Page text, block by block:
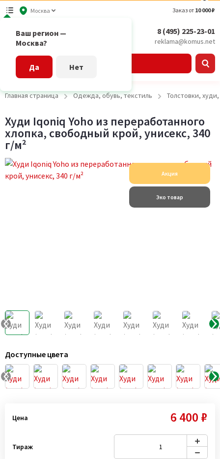
Москва
Ваш регион —
Москва?
Да Нет
Заказ от 10 000 ₽
8 (495) 225-23-01
reklama@komus.net
Главная страница Одежда, обувь, текстиль Толстовки,
Худи Iqoniq Yoho из переработанного
хлопка, свободный крой, унисекс, 340
г/м²
Акция
Эко товар
Доступные цвета
Цена 6 400 ₽
Тираж